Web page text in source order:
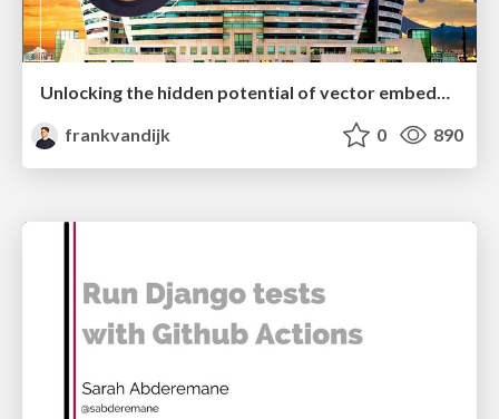
Unlocking the hidden potential of vector embeddings in international SEO
frankvandijk
0 890